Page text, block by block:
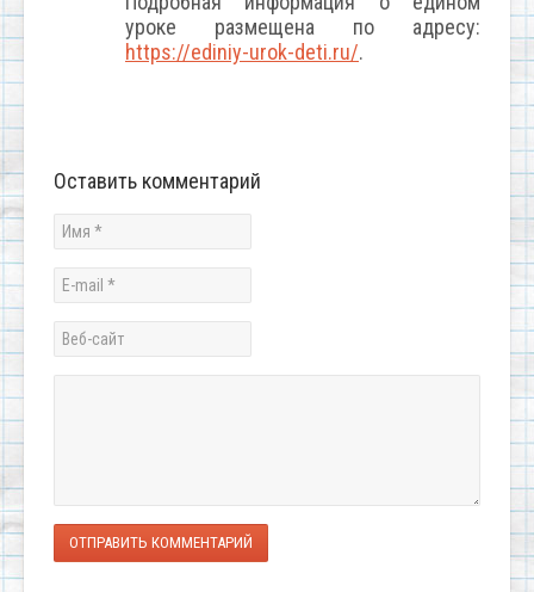
уроке размещена по адресу:
https://ediniy-urok-deti.ru/.
Оставить комментарий
ОТПРАВИТЬ КОММЕНТАРИЙ